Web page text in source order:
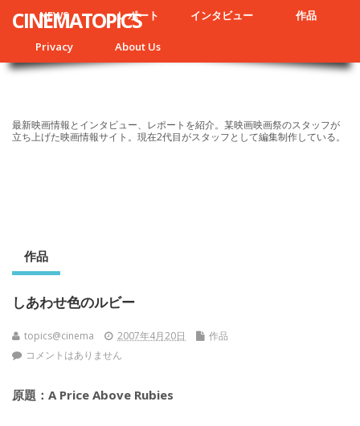
NEWS レポート インタビュー 作品
Privacy About Us
CINEMATOPICS
最新映画情報とインタビュー、レポートを紹介。某映画映画祭のスタッフが
立ち上げた映画情報サイト。現在2代目がスタッフとして編集制作している。
作品
しあわせ色のルビー
topics@cinema 2007年4月20日
作品
コメントはありません
原題：A Price Above Rubies